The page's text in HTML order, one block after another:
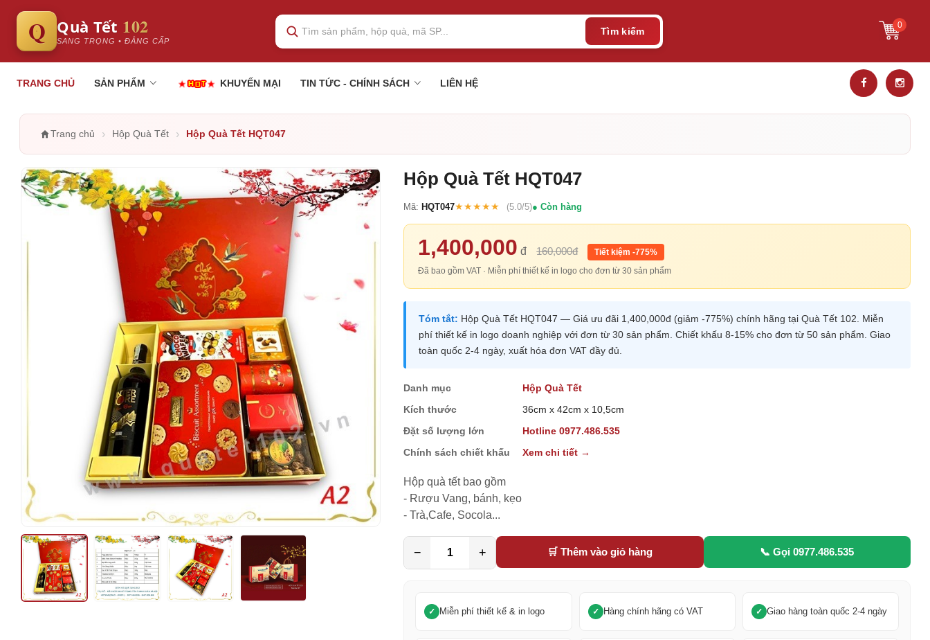
Q Quà Tết 102
SANG TRỌNG • ĐẲNG CẤP
0
Tìm kiếm
TRANG CHỦ SẢN PHẨM KHUYẾN MẠI TIN TỨC - CHÍNH SÁCH LIÊN HỆ
Trang chủ › Hộp Quà Tết › Hộp Quà Tết HQT047
Hộp Quà Tết HQT047
Mã: HQT047★★★★★ (5.0/5) Còn hàng
1,400,000 đ 160,000đ
Tiết kiệm -775%
Đã bao gồm VAT · Miễn phí thiết kế in logo cho đơn từ 30 sản phẩm
Tóm tắt: Hộp Quà Tết HQT047 — Giá ưu đãi 1,400,000đ (giảm -775%) chính hãng tại Quà Tết 102. Miễn
phí thiết kế in logo doanh nghiệp với đơn từ 30 sản phẩm. Chiết khấu 8-15% cho đơn từ 50 sản phẩm. Giao
toàn quốc 2-4 ngày, xuất hóa đơn VAT đầy đủ.
Danh mục
Hộp Quà Tết
Kích thước
36cm x 42cm x 10,5cm
Đặt số lượng lớn
Hotline 0977.486.535
Chính sách chiết khấu
Xem chi tiết →
Hộp quà tết bao gồm
- Rượu Vang, bánh, kẹo
- Trà,Cafe, Socola...
− + 🛒 Thêm vào giỏ hàng 📞 Gọi 0977.486.535
Miễn phí thiết kế & in logo Hàng chính hãng có VAT Giao hàng toàn quốc 2-4 ngày